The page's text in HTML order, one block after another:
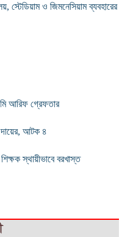
স্টেডিয়াম ও জিমনেসিয়াম ব্যবহারের
আরিফ গ্রেফতার
দায়ের, আটক ৪
স্থায়ীভাবে বরখাস্ত